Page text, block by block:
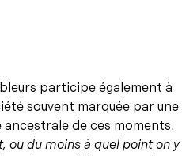
participe également à
souvent marquée par une
de ces moments.
ou du moins à quel point on y